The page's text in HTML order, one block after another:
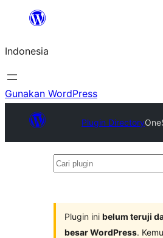
Lewati
konten
Indonesia
Gunakan WordPress
Plugin Directory
Cari
Plugin ini belum teruji
besar WordPress.